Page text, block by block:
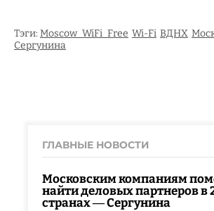
Тэги: Moscow_WiFi_Free Wi-Fi ВДНХ
Сергунина
ГЛАВНЫЕ НОВОСТИ
Московским компаниям
найти деловых партнеров в
странах — Сергунина